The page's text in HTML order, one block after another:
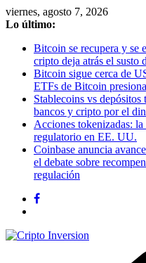
Saltar
al
viernes, agosto 7, 2026
Lo último:
Bitcoin se recupera y se
cripto deja atrás el susto
Bitcoin sigue cerca de
ETFs de Bitcoin
Stablecoins vs
bancos y cripto por el
Acciones tokenizadas:
regulatorio en EE. UU.
Coinbase anuncia
el debate sobre
regulación